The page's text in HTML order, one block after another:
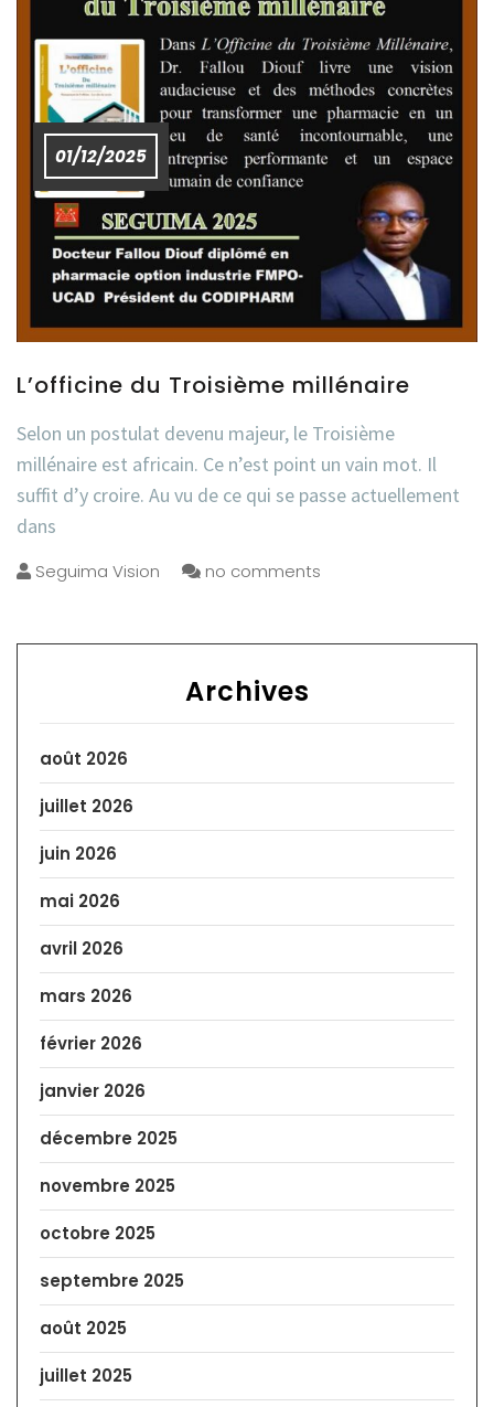
01/12/2025
L’officine du Troisième millénaire
Selon un postulat devenu majeur, le Troisième
millénaire est africain. Ce n’est point un vain mot. Il
suffit d’y croire. Au vu de ce qui se passe actuellement
dans
Seguima Vision no comments
Archives
août 2026
juillet 2026
juin 2026
mai 2026
avril 2026
mars 2026
février 2026
janvier 2026
décembre 2025
novembre 2025
octobre 2025
septembre 2025
août 2025
juillet 2025